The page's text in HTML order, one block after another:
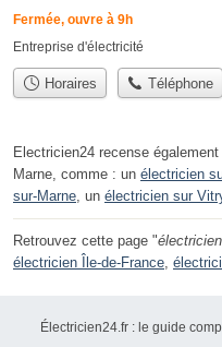
Fermée, ouvre à 9h
Entreprise d'électricité
Horaires Téléphone
Electricien24 recense
Marne, comme : un électricien
sur-Marne, un électricien sur
Retrouvez cette page "
électricien Île-de-France,
Électricien24.fr : le guide